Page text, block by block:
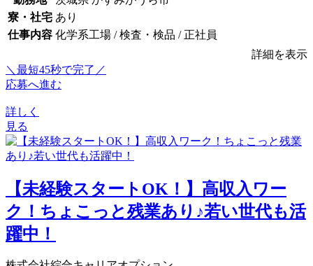
寮・社宅 あり
仕事内容 化学系工場 / 検査・検品 / 正社員
詳細を表示
＼最短45秒で完了／
応募へ進む
詳しく
見る
【未経験スタートOK！】高収入ワー
ク！ちょこっと残業あり♪若い世代も活
躍中！